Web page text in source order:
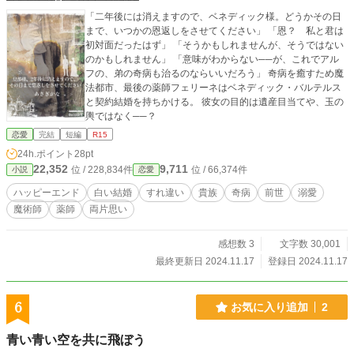
「二年後には消えますので、ベネディック様。どうかその日
まで、いつかの恩返しをさせてください」 「恩？ 私と君は
初対面だったはず」 「そうかもしれませんが、そうではない
のかもしれません」 「意味がわからない──が、これでアル
フの、弟の奇病も治るのならいいだろう」 奇病を癒すため魔
法都市、最後の薬師フェリーネはベネディック・バルテルス
と契約結婚を持ちかける。 彼女の目的は遺産目当てや、玉の
輿ではなく──？
恋愛 完結 短編 R15
24h.ポイント 28pt
小説 22,352 位 / 228,834件 恋愛 9,711 位 / 66,374件
ハッピーエンド 白い結婚 すれ違い 貴族 奇病 前世
溺愛
魔術師
薬師 両片思い
感想数 3
文字数 30,001
最終更新日 2024.11.17
登録日 2024.11.17
6 お気に入り追加 2
青い青い空を共に飛ぼう